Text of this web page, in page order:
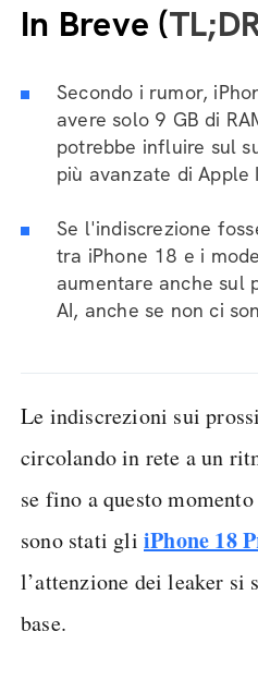
In Breve (
Secondo i rumor,
avere solo 9 GB di
potrebbe influire sul
più avanzate di Apple
Se l'indiscrezione
tra iPhone 18 e i
aumentare anche sul
AI, anche se non ci
Le indiscrezioni sui
circolando in rete a un
se fino a questo
sono stati gli iPhone 18
l’attenzione dei leaker si
base.